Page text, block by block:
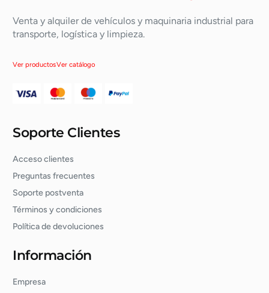
Venta y alquiler de vehículos y maquinaria industrial para
transporte, logística y limpieza.
Ver productosVer catálogo
Soporte Clientes
Acceso clientes
Preguntas frecuentes
Soporte postventa
Términos y condiciones
Política de devoluciones
Información
Empresa